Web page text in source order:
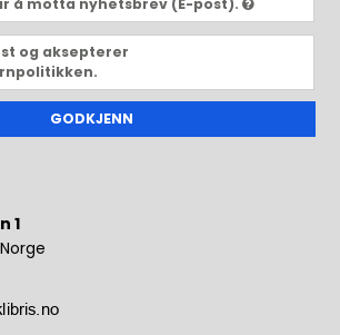
å motta nyhetsbrev (E-post).
og aksepterer
GODKJENN
1